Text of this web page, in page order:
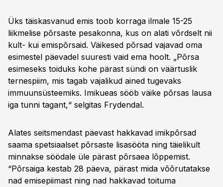
Üks täiskasvanud emis toob korraga ilmale 15-25
liikmelise põrsaste pesakonna, kus on alati võrdselt nii
kult- kui emispõrsaid. Väikesed põrsad vajavad oma
esimestel päevadel suuresti vaid ema hoolt. „Põrsa
esimeseks toiduks kohe pärast sündi on väärtuslik
ternespiim, mis tagab vajalikud ained tugevaks
immuunsüsteemiks. Imikueas sööb väike põrsas lausa
iga tunni tagant,“ selgitas Frydendal.
Alates seitsmendast päevast hakkavad imikpõrsad
saama spetsiaalset põrsaste lisasööta ning täielikult
minnakse söödale üle pärast põrsaea lõppemist.
“Põrsaiga kestab 28 päeva, pärast mida võõrutatakse
nad emisepiimast ning nad hakkavad toituma